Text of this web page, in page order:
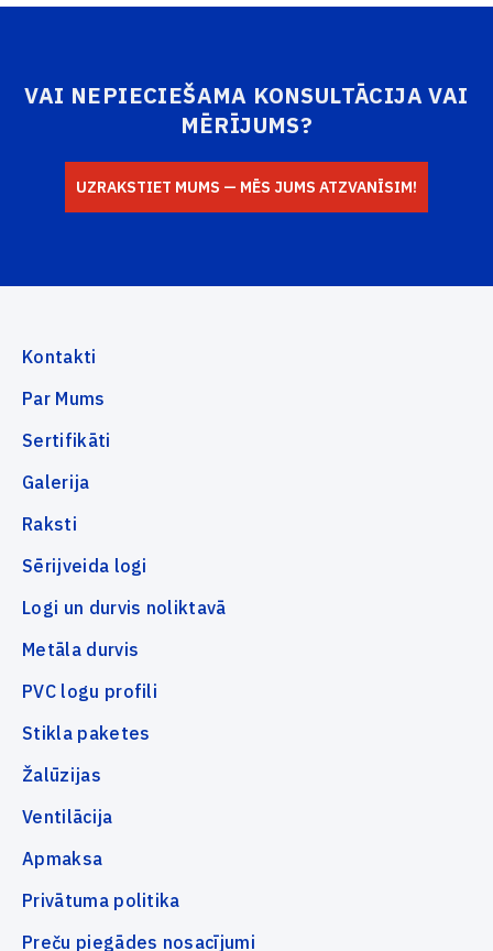
VAI NEPIECIEŠAMA KONSULTĀCIJA VAI
MĒRĪJUMS?
UZRAKSTIET MUMS — MĒS JUMS ATZVANĪSIM!
Kontakti
Par Mums
Sertifikāti
Galerija
Raksti
Sērijveida logi
Logi un durvis noliktavā
Metāla durvis
PVC logu profili
Stikla paketes
Žalūzijas
Ventilācija
Apmaksa
Privātuma politika
Preču piegādes nosacījumi